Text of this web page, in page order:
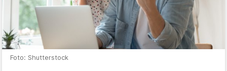
Foto: Shutterstock